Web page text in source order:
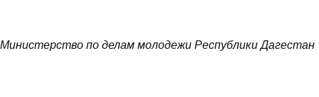
Министерство по делам молодежи Республики Дагестан